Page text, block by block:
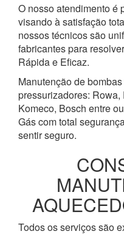
O nosso atendimento é
visando à satisfação
nossos técnicos são
fabricantes para
Rápida e Eficaz.
Manutenção de bombas
pressurizadores: Rowa,
Komeco, Bosch entre
Gás com total
sentir seguro.
Todos os serviços são